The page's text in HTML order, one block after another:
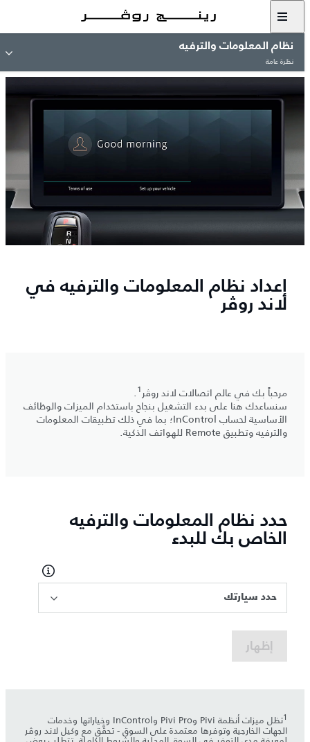
نظام المعلومات والترفيه
نظرة عامة
إعداد نظام المعلومات والترفيه في
لاند روڤر
مرحباً بك في عالم اتصالات لاند روڤر1
.
سنساعدك هنا على بدء التشغيل بنجاح باستخدام الميزات والوظائف
الأساسية لحساب InControl؛ بما في ذلك تطبيقات المعلومات
والترفيه وتطبيق Remote للهواتف الذكية.
حدد نظام المعلومات والترفيه
الخاص بك للبدء
حدد سيارتك
إظهار
1 تظل ميزات أنظمة Pivi وPivi Pro وInControl وخياراتها وخدمات
الجهات الخارجية وتوفرها معتمدة على السوق - تحقَّق مع وكيل لاند روڤر